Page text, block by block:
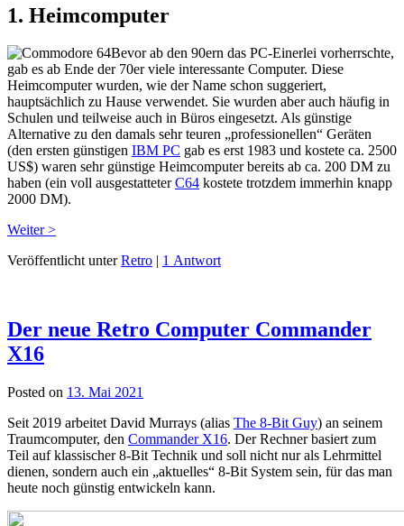
1. Heimcomputer
Bevor ab den 90ern das PC-Einerlei vorherrschte,
gab es ab Ende der 70er viele interessante Computer. Diese
Heimcomputer wurden, wie der Name schon suggeriert,
hauptsächlich zu Hause verwendet. Sie wurden aber auch häufig in
Schulen und teilweise auch in Büros eingesetzt. Als günstige
Alternative zu den damals sehr teuren „professionellen“ Geräten
(den ersten günstigen IBM PC gab es erst 1983 und kostete ca. 2500
US$) waren sehr günstige Heimcomputer bereits ab ca. 200 DM zu
haben (ein voll ausgestatteterC64 kostete trotzdem immerhin knapp
2000 DM).
Weiter >
Veröffentlicht unterRetro | 1 Antwort
Der neue Retro Computer Commander
X16
Posted on 13. Mai 2021
Seit 2019 arbeitet David Murrays (alias The 8-Bit Guy) an seinem
Traumcomputer, den Commander X16. Der Rechner basiert zum
Teil auf klassischer 8-Bit Technik und soll nicht nur als Lehrmittel
dienen, sondern auch ein „aktuelles“ 8-Bit System sein, für das man
heute noch günstig entwickeln kann.